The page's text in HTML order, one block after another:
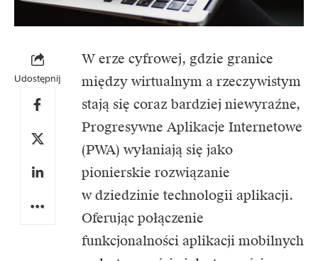
Udostępnij
W erze cyfrowej, gdzie granice
między wirtualnym a rzeczywistym
stają się coraz bardziej niewyraźne,
Progresywne Aplikacje Internetowe
(PWA) wyłaniają się jako
pionierskie rozwiązanie
w dziedzinie technologii aplikacji.
Oferując połączenie
funkcjonalności aplikacji mobilnych